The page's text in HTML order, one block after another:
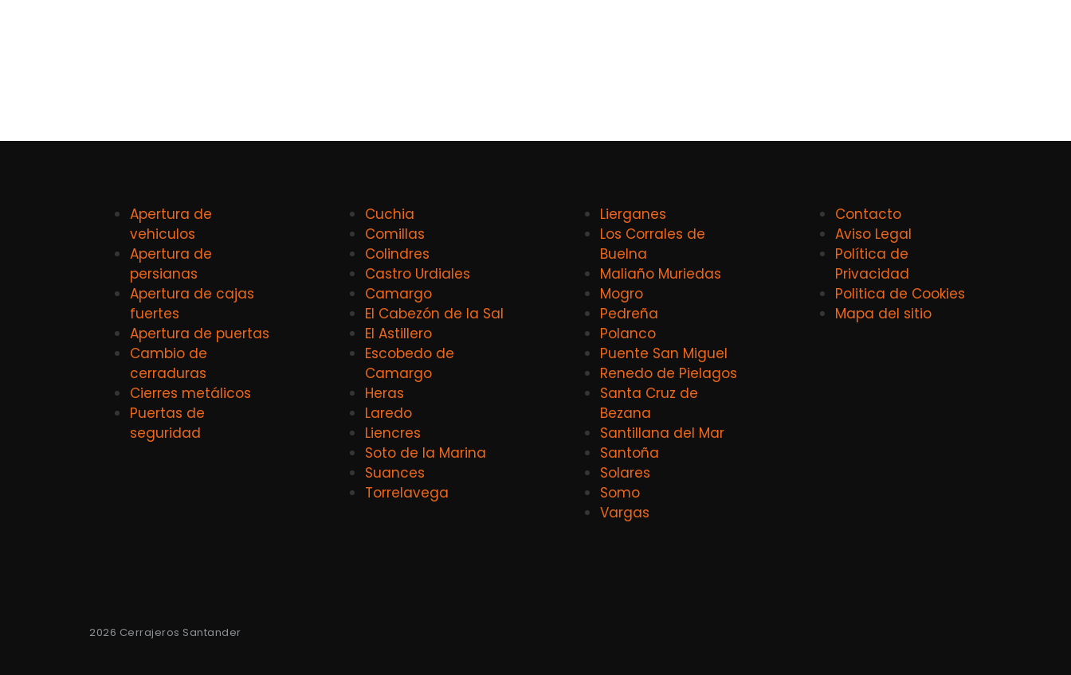
Apertura de
vehiculos
Apertura de
persianas
Apertura de cajas
fuertes
Apertura de puertas
Cambio de
cerraduras
Cierres metálicos
Puertas de
seguridad
Cuchia
Comillas
Colindres
Castro Urdiales
Camargo
El Cabezón de la Sal
El Astillero
Escobedo de
Camargo
Heras
Laredo
Liencres
Soto de la Marina
Suances
Torrelavega
Lierganes
Los Corrales de
Buelna
Maliaño Muriedas
Mogro
Pedreña
Polanco
Puente San Miguel
Renedo de Pielagos
Santa Cruz de
Bezana
Santillana del Mar
Santoña
Solares
Somo
Vargas
Contacto
Aviso Legal
Política de
Privacidad
Politica de Cookies
Mapa del sitio
2026 Cerrajeros Santander